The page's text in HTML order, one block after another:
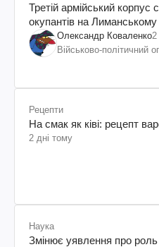
Третій армійський корпус
окупантів на
дискомфорт: як це
Олександр Коваленко2
Військово-політичний
Рецепти
На смак як ківі: рецепт
2 дні тому
Наука
Змінює уявлення про